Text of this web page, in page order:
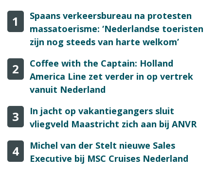
1
Spaans verkeersbureau na protesten
massatoerisme: ‘Nederlandse toeristen
zijn nog steeds van harte welkom’
2
Coffee with the Captain: Holland
America Line zet verder in op vertrek
vanuit Nederland
3
In jacht op vakantiegangers sluit
vliegveld Maastricht zich aan bij ANVR
4
Michel van der Stelt nieuwe Sales
Executive bij MSC Cruises Nederland